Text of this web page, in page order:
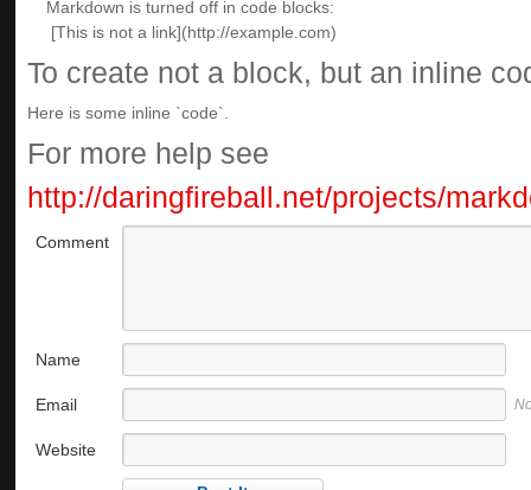
To create not a block, but an inline
Here is some inline `code`.
For more help see
http://daringfireball.net/projects/
Comment
Name
Email
Website